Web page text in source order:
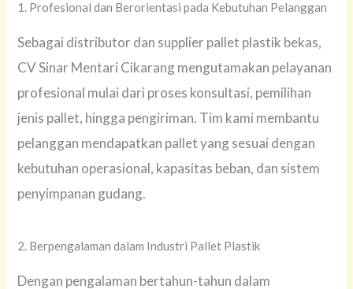
1. Profesional dan Berorientasi pada Kebutuhan Pelanggan
Sebagai distributor dan supplier pallet plastik bekas,
CV Sinar Mentari Cikarang mengutamakan pelayanan
profesional mulai dari proses konsultasi, pemilihan
jenis pallet, hingga pengiriman. Tim kami membantu
pelanggan mendapatkan pallet yang sesuai dengan
kebutuhan operasional, kapasitas beban, dan sistem
penyimpanan gudang.
2. Berpengalaman dalam Industri Pallet Plastik
Dengan pengalaman bertahun-tahun dalam